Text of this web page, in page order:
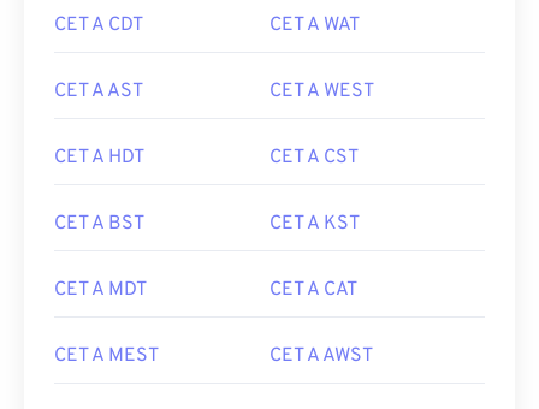
CET A CDT CET A WAT
CET A AST CET A WEST
CET A HDT CET A CST
CET A BST CET A KST
CET A MDT CET A CAT
CET A MEST CET A AWST